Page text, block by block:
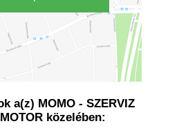
a(z) MOMO - SZERVIZ
közelében: